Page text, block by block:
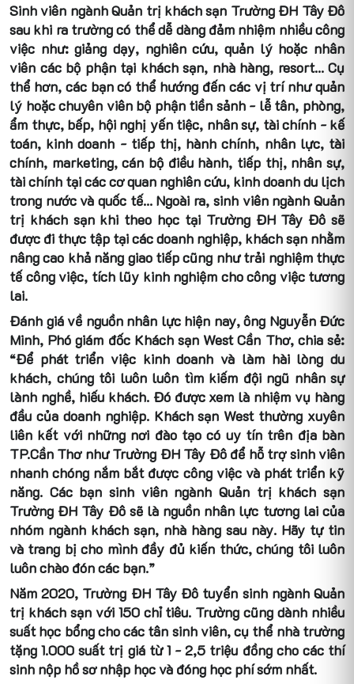
Sinh viên ngành Quản trị khách sạn Trường ĐH Tây Đô
sau khi ra trường có thể dễ dàng đảm nhiệm nhiều công
việc như: giảng dạy, nghiên cứu, quản lý hoặc nhân
viên các bộ phận tại khách sạn, nhà hàng, resort… Cụ
thể hơn, các bạn có thể hướng đến các vị trí như quản
lý hoặc chuyên viên bộ phận tiền sảnh - lễ tân, phòng,
ẩm thực, bếp, hội nghị yến tiệc, nhân sự, tài chính - kế
toán, kinh doanh - tiếp thị, hành chính, nhân lực, tài
chính, marketing, cán bộ điều hành, tiếp thị, nhân sự,
tài chính tại các cơ quan nghiên cứu, kinh doanh du lịch
trong nước và quốc tế… Ngoài ra, sinh viên ngành Quản
trị khách sạn khi theo học tại Trường ĐH Tây Đô sẽ
được đi thực tập tại các doanh nghiệp, khách sạn nhằm
nâng cao khả năng giao tiếp cũng như trải nghiệm thực
tế công việc, tích lũy kinh nghiệm cho công việc tương
lai.
Đánh giá về nguồn nhân lực hiện nay, ông Nguyễn Đức
Minh, Phó giám đốc Khách sạn West Cần Thơ, chia sẻ:
“Để phát triển việc kinh doanh và làm hài lòng du
khách, chúng tôi luôn luôn tìm kiếm đội ngũ nhân sự
lành nghề, hiếu khách. Đó được xem là nhiệm vụ hàng
đầu của doanh nghiệp. Khách sạn West thường xuyên
liên kết với những nơi đào tạo có uy tín trên địa bàn
TP.Cần Thơ như Trường ĐH Tây Đô để hỗ trợ sinh viên
nhanh chóng nắm bắt được công việc và phát triển kỹ
năng. Các bạn sinh viên ngành Quản trị khách sạn
Trường ĐH Tây Đô sẽ là nguồn nhân lực tương lai của
nhóm ngành khách sạn, nhà hàng sau này. Hãy tự tin
và trang bị cho mình đầy đủ kiến thức, chúng tôi luôn
luôn chào đón các bạn.”
Năm 2020, Trường ĐH Tây Đô tuyển sinh ngành Quản
trị khách sạn với 150 chỉ tiêu. Trường cũng dành nhiều
suất học bổng cho các tân sinh viên, cụ thể nhà trường
tặng 1.000 suất trị giá từ 1 - 2,5 triệu đồng cho các thí
sinh nộp hồ sơ nhập học và đóng học phí sớm nhất.